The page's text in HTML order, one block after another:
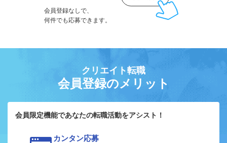
会員登録なしで、
何件でも応募できます。
クリエイト転職
会員登録のメリット
会員限定機能であなたの転職活動をアシスト！
カンタン応募